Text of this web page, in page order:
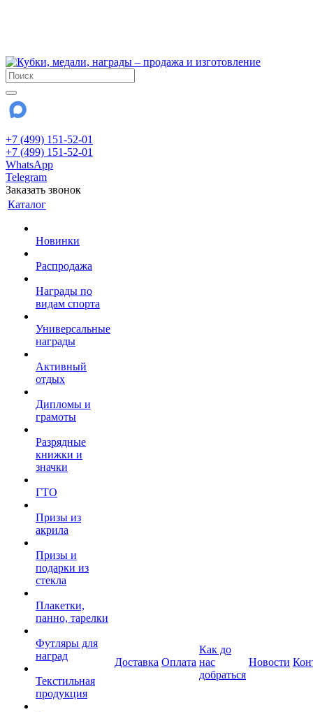
+7 (499) 151-52-01
+7 (499) 151-52-01
WhatsApp
Telegram
Заказать звонок
Каталог
Новинки
Распродажа
Награды по
видам спорта
Универсальные
награды
Активный
отдых
Дипломы и
грамоты
Разрядные
книжки и
значки
ГТО
Призы из
акрила
Призы и
подарки из
стекла
Плакетки,
панно, тарелки
Футляры для
наград
Текстильная
продукция
Доставка Оплата
Как до
нас
добраться
Новости